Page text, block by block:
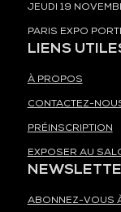
JEUDI 19
PARIS EXPO
LIENS
À PROPOS
CONTACTEZ-
PRÉINSCRIPTION
EXPOSER AU
ABONNEZ-VOUS